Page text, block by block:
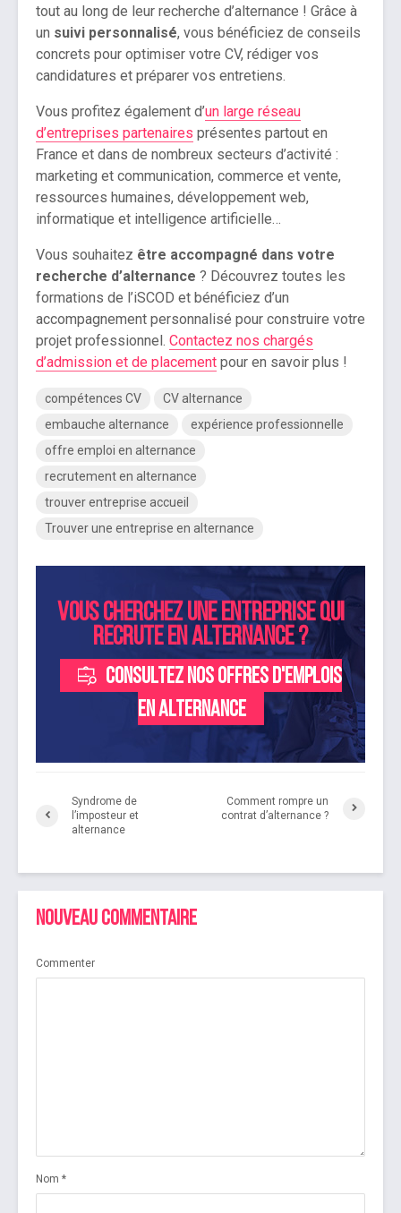
tout au long de leur recherche d’alternance ! Grâce à
un suivi personnalisé, vous bénéficiez de conseils
concrets pour optimiser votre CV, rédiger vos
candidatures et préparer vos entretiens.
Vous profitez également d’un large réseau
d’entreprises partenaires présentes partout en
France et dans de nombreux secteurs d’activité :
marketing et communication, commerce et vente,
ressources humaines, développement web,
informatique et intelligence artificielle…
Vous souhaitez être accompagné dans votre
recherche d’alternance ? Découvrez toutes les
formations de l’iSCOD et bénéficiez d’un
accompagnement personnalisé pour construire votre
projet professionnel. Contactez nos chargés
d’admission et de placement pour en savoir plus !
compétences CV
CV alternance
embauche alternance
expérience professionnelle
offre emploi en alternance
recrutement en alternance
trouver entreprise accueil
Trouver une entreprise en alternance
Vous cherchez une entreprise qui
recrute en alternance ?
Consultez nos offres d'emplois
en alternance
Syndrome de
l’imposteur et
alternance
Comment rompre un
contrat d’alternance ?
Nouveau commentaire
Commenter
Nom *